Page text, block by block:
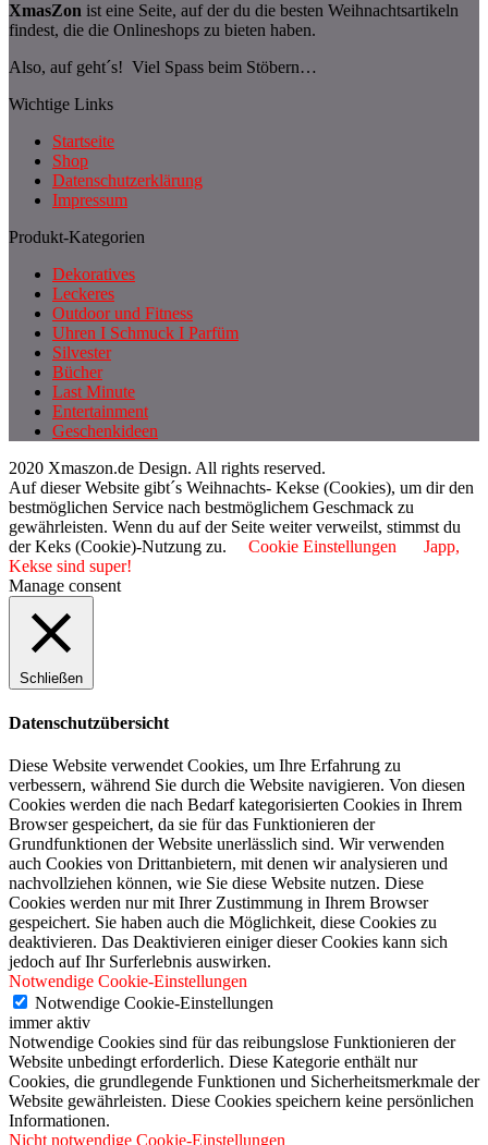
XmasZon ist eine Seite, auf der du die besten Weihnachtsartikeln
findest, die die Onlineshops zu bieten haben.
Also, auf geht´s! Viel Spass beim Stöbern…
Wichtige Links
Startseite
Shop
Datenschutzerklärung
Impressum
Produkt-Kategorien
Dekoratives
Leckeres
Outdoor und Fitness
Uhren I Schmuck I Parfüm
Silvester
Bücher
Last Minute
Entertainment
Geschenkideen
2020 Xmaszon.de Design. All rights reserved.
Auf dieser Website gibt´s Weihnachts- Kekse (Cookies), um dir den
bestmöglichen Service nach bestmöglichem Geschmack zu
gewährleisten. Wenn du auf der Seite weiter verweilst, stimmst du
der Keks (Cookie)-Nutzung zu.
Cookie Einstellungen
Japp,
Kekse sind super!
Manage consent
Schließen
Datenschutzübersicht
Diese Website verwendet Cookies, um Ihre Erfahrung zu
verbessern, während Sie durch die Website navigieren. Von diesen
Cookies werden die nach Bedarf kategorisierten Cookies in Ihrem
Browser gespeichert, da sie für das Funktionieren der
Grundfunktionen der Website unerlässlich sind. Wir verwenden
auch Cookies von Drittanbietern, mit denen wir analysieren und
nachvollziehen können, wie Sie diese Website nutzen. Diese
Cookies werden nur mit Ihrer Zustimmung in Ihrem Browser
gespeichert. Sie haben auch die Möglichkeit, diese Cookies zu
deaktivieren. Das Deaktivieren einiger dieser Cookies kann sich
jedoch auf Ihr Surferlebnis auswirken.
Notwendige Cookie-Einstellungen
Notwendige Cookie-Einstellungen
immer aktiv
Notwendige Cookies sind für das reibungslose Funktionieren der
Website unbedingt erforderlich. Diese Kategorie enthält nur
Cookies, die grundlegende Funktionen und Sicherheitsmerkmale der
Website gewährleisten. Diese Cookies speichern keine persönlichen
Informationen.
Nicht notwendige Cookie-Einstellungen